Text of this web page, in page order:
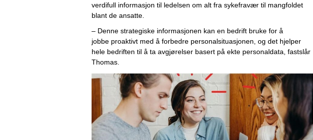
verdifull informasjon til ledelsen om alt fra sykefravær til mangfoldet
blant de ansatte.
– Denne strategiske informasjonen kan en bedrift bruke for å
jobbe proaktivt med å forbedre personalsituasjonen, og det hjelper
hele bedriften til å ta avgjørelser basert på ekte personaldata, fastslår
Thomas.